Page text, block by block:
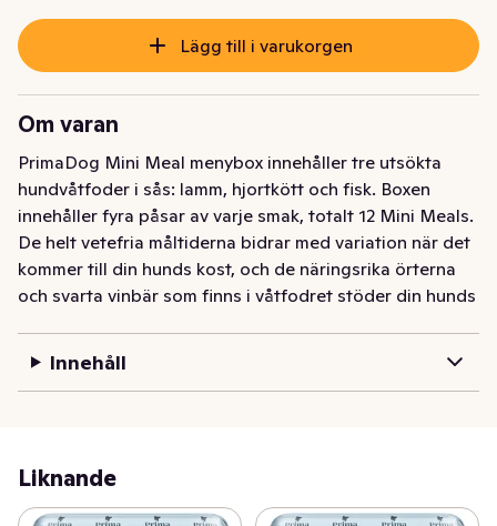
Lägg till i varukorgen
Om varan
PrimaDog Mini Meal menybox innehåller tre utsökta
hundvåtfoder i sås: lamm, hjortkött och fisk. Boxen
innehåller fyra påsar av varje smak, totalt 12 Mini Meals.
De helt vetefria måltiderna bidrar med variation när det
kommer till din hunds kost, och de näringsrika örterna
och svarta vinbär som finns i våtfodret stöder din hunds
bra komplement till torrfoder. Den smidiga lilla påsen
enbart från fisk. Sortimentet hjälper till att variera din
hunds kost, och kan vara ett alternativ för hundar med
Innehåll
Liknande